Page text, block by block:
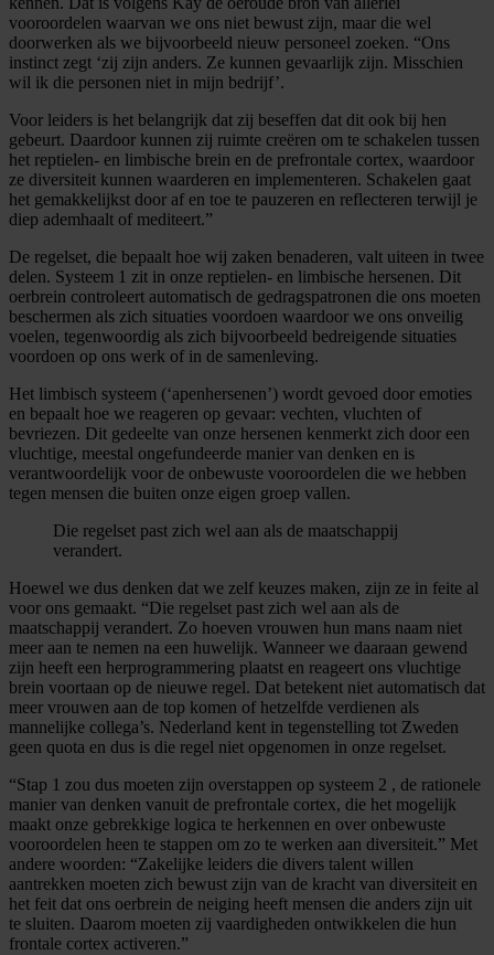
vooroordelen waarvan we ons niet bewust zijn, maar die wel
doorwerken als we bijvoorbeeld nieuw personeel zoeken. “Ons
instinct zegt ‘zij zijn anders. Ze kunnen gevaarlijk zijn. Misschien
wil ik die personen niet in mijn bedrijf’.
Voor leiders is het belangrijk dat zij beseffen dat dit ook bij hen
gebeurt. Daardoor kunnen zij ruimte creëren om te schakelen tussen
het reptielen- en limbische brein en de prefrontale cortex, waardoor
ze diversiteit kunnen waarderen en implementeren. Schakelen gaat
het gemakkelijkst door af en toe te pauzeren en reflecteren terwijl je
diep ademhaalt of mediteert.”
De regelset, die bepaalt hoe wij zaken benaderen, valt uiteen in twee
delen. Systeem 1 zit in onze reptielen- en limbische hersenen. Dit
oerbrein controleert automatisch de gedragspatronen die ons moeten
beschermen als zich situaties voordoen waardoor we ons onveilig
voelen, tegenwoordig als zich bijvoorbeeld bedreigende situaties
voordoen op ons werk of in de samenleving.
Het limbisch systeem (‘apenhersenen’) wordt gevoed door emoties
en bepaalt hoe we reageren op gevaar: vechten, vluchten of
bevriezen. Dit gedeelte van onze hersenen kenmerkt zich door een
vluchtige, meestal ongefundeerde manier van denken en is
verantwoordelijk voor de onbewuste vooroordelen die we hebben
tegen mensen die buiten onze eigen groep vallen.
Die regelset past zich wel aan als de maatschappij
verandert.
Hoewel we dus denken dat we zelf keuzes maken, zijn ze in feite al
voor ons gemaakt. “Die regelset past zich wel aan als de
maatschappij verandert. Zo hoeven vrouwen hun mans naam niet
meer aan te nemen na een huwelijk. Wanneer we daaraan gewend
zijn heeft een herprogrammering plaatst en reageert ons vluchtige
brein voortaan op de nieuwe regel. Dat betekent niet automatisch dat
meer vrouwen aan de top komen of hetzelfde verdienen als
mannelijke collega’s. Nederland kent in tegenstelling tot Zweden
geen quota en dus is die regel niet opgenomen in onze regelset.
“Stap 1 zou dus moeten zijn overstappen op systeem 2 , de rationele
manier van denken vanuit de prefrontale cortex, die het mogelijk
maakt onze gebrekkige logica te herkennen en over onbewuste
vooroordelen heen te stappen om zo te werken aan diversiteit.” Met
andere woorden: “Zakelijke leiders die divers talent willen
aantrekken moeten zich bewust zijn van de kracht van diversiteit en
het feit dat ons oerbrein de neiging heeft mensen die anders zijn uit
te sluiten. Daarom moeten zij vaardigheden ontwikkelen die hun
frontale cortex activeren.”